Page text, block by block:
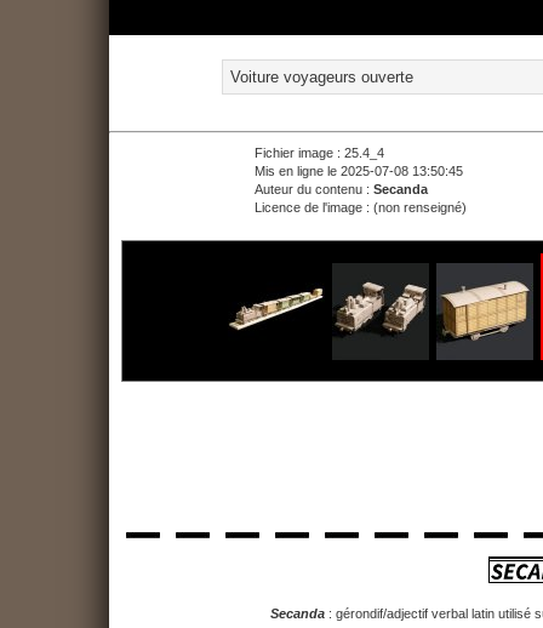
Voiture voyageurs ouverte
Fichier image : 25.4_4
Mis en ligne le 2025-07-08 13:50:45
Auteur du contenu : Secanda
Licence de l'image : (non renseigné)
Secanda: gérondif/adjectif verbal latin utilisé